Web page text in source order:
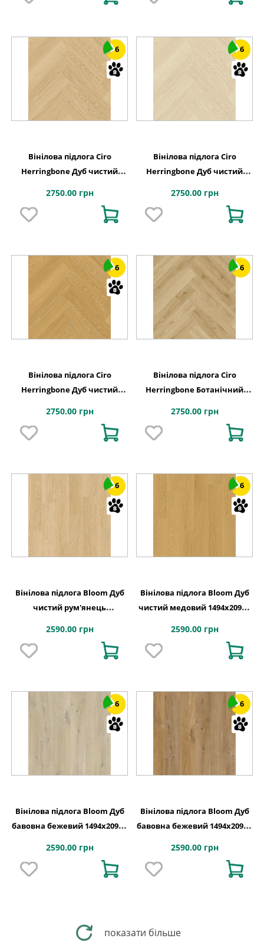
6
Вінілова підлога Ciro
Herringbone Дуб чистий
2750.00 грн
6
Вінілова підлога Ciro
Herringbone Дуб чистий
2750.00 грн
6
Вінілова підлога Ciro
Herringbone Дуб чистий
2750.00 грн
6
Вінілова підлога Ciro
Herringbone Ботанічний
2750.00 грн
6
Вінілова підлога Bloom Дуб
чистий рум'янець
2590.00 грн
6
Вінілова підлога Bloom Дуб
чистий медовий 1494х209x6
2590.00 грн
6
Вінілова підлога Bloom Дуб
бавовна бежевий 1494х209x6
2590.00 грн
6
Вінілова підлога Bloom Дуб
бавовна бежевий 1494х209x6
2590.00 грн
показати більше